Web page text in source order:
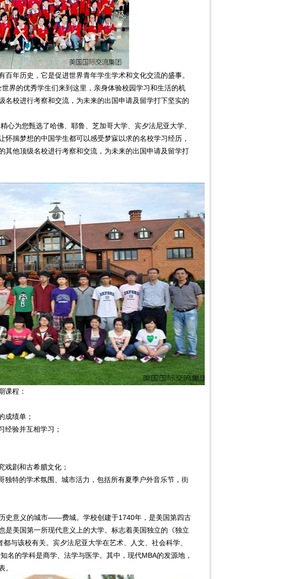
百年历史，它是促进世界青年学生学术和文化交流的盛事。
界的优秀学生们来到这里，亲身体验校园学习和生活的机
名校进行考察和交流，为未来的出国申请及留学打下坚实的
为您甄选了哈佛、耶鲁、芝加哥大学、宾夕法尼亚大学、
怀揣梦想的中国学生都可以感受梦寐以求的名校学习经历，
其他顶级名校进行考察和交流，为未来的出国申请及留学打
课程：
成绩单；
经验并互相学习；
戏剧和古希腊文化；
独特的学术氛围、城市活力，包括所有夏季户外音乐节，街
意义的城市——费城。学校创建于1740年，是美国第四古
是美国第一所现代意义上的大学。标志着美国独立的《独立
与该校有关。宾夕法尼亚大学在艺术、人文、社会科学、
名的学科是商学、法学与医学。其中，现代MBA的发源地，
。